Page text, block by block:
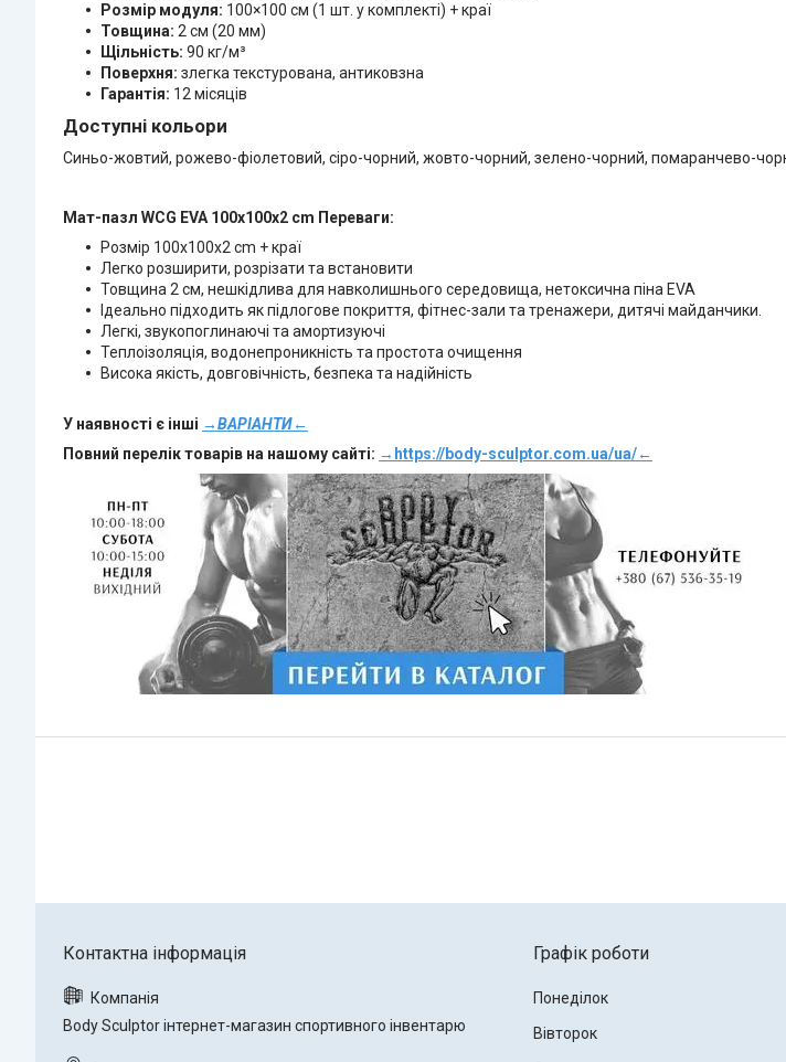
Розмір модуля: 100×100 см (1 шт. у комплекті) + краї
Товщина: 2 см (20 мм)
Щільність: 90 кг/м³
Поверхня: злегка текстурована, антиковзна
Гарантія: 12 місяців
Доступні кольори
Синьо-жовтий, рожево-фіолетовий, сіро-чорний, жовто-чорний, зелено-чорний, помаранчево-
Мат-пазл WCG EVA 100х100х2 cm Переваги:
Розмір 100х100х2 cm + краї
Легко розширити, розрізати та встановити
Товщина 2 см, нешкідлива для навколишнього середовища, нетоксична піна EVA
Ідеально підходить як підлогове покриття, фітнес-зали та тренажери, дитячі майданчики.
Легкі, звукопоглинаючі та амортизуючі
Теплоізоляція, водонепроникність та простота очищення
Висока якість, довговічність, безпека та надійність
У наявності є інші →ВАРІАНТИ←
Повний перелік товарів на нашому сайті: → https://body-sculptor.com.ua/ua/←
Body Sculptor інтернет-магазин спортивного інвентарю
Графік роботи
Понеділок
Вівторок